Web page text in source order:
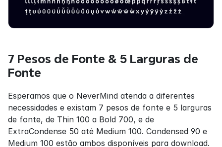
7 Pesos de Fonte & 5 Larguras de
Fonte
Esperamos que o NeverMind atenda a diferentes
necessidades e existam 7 pesos de fonte e 5 larguras
de fonte, de Thin 100 a Bold 700, e de
ExtraCondense 50 até Medium 100. Condensed 90 e
Medium 100 estão ambos disponíveis para download.